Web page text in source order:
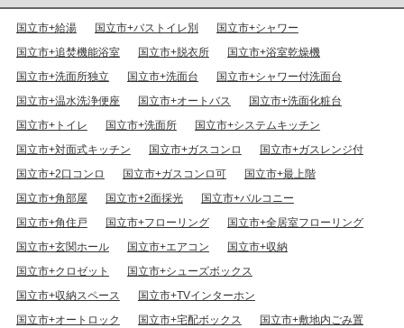
国立市+給湯 国立市+バストイレ別
国立市+シャワー
国立市+追焚機能浴室
国立市+脱衣所
国立市+浴室乾燥機
国立市+洗面所独立
国立市+洗面台
国立市+シャワー付洗面台
国立市+温水洗浄便座
国立市+オートバス
国立市+洗面化粧台
国立市+トイレ
国立市+洗面所
国立市+システムキッチン
国立市+対面式キッチン
国立市+ガスコンロ
国立市+ガスレンジ付
国立市+2口コンロ
国立市+ガスコンロ可
国立市+最上階
国立市+角部屋
国立市+2面採光
国立市+バルコニー
国立市+角住戸
国立市+フローリング
国立市+全居室フローリング
国立市+玄関ホール
国立市+エアコン
国立市+収納
国立市+クロゼット
国立市+シューズボックス
国立市+収納スペース
国立市+TVインターホン
国立市+オートロック
国立市+宅配ボックス
国立市+敷地内ごみ置